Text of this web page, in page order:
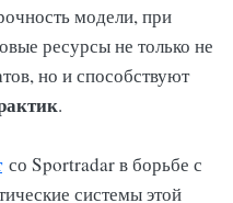
модели, при
ресурсы не только не
но и способствуют
.
со Sportradar в борьбе с
системы этой